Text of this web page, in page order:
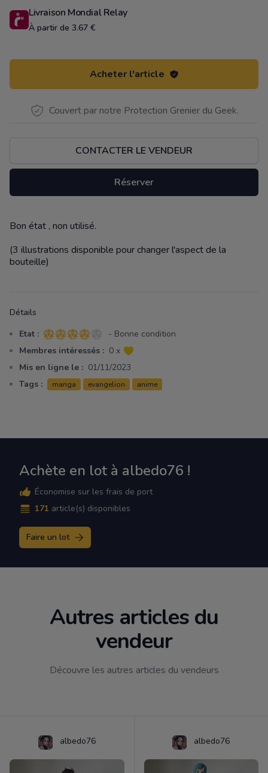
Livraison Mondial Relay
À partir de 3.67 €
Acheter l'article
Couvert par notre Protection Grenier du Geek.
CONTACTER LE VENDEUR
Réserver
Description
Bon état , non utilisé.
(3 illustrations disponible pour changer l'aspect de la
bouteille)
Détails
Etat : 4 sur 5 étoiles
- Bonne condition
Membres intéressés : 0 x
Mis en ligne le : 01/11/2023
Tags :
manga evangelion anime
Achète en lot à albedo76 !
Économise sur les frais de port
171 article(s) disponibles
Faire un lot
Autres articles du
vendeur
Découvre les autres articles du vendeurs
albedo76 albedo76